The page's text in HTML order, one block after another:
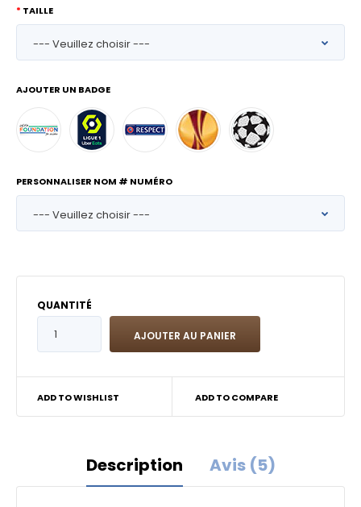
TAILLE
AJOUTER UN BADGE
PERSONNALISER NOM # NUMÉRO
QUANTITÉ
ADD TO WISHLIST ADD TO COMPARE
Description Avis (5)